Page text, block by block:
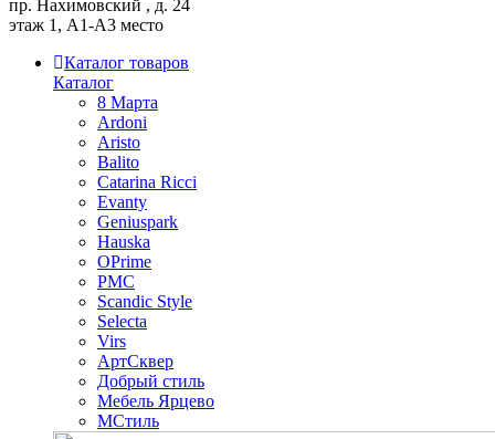
пр. Нахимовский , д. 24
этаж 1, А1-А3 место
Каталог товаров
Каталог
8 Марта
Ardoni
Aristo
Balito
Catarina Ricci
Evanty
Geniuspark
Hauska
OPrime
PMC
Scandic Style
Selecta
Virs
АртСквер
Добрый стиль
Мебель Ярцево
МСтиль